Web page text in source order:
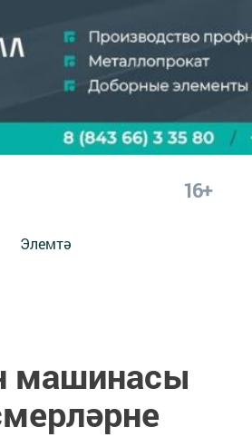
16+
Элемтә
машинасы